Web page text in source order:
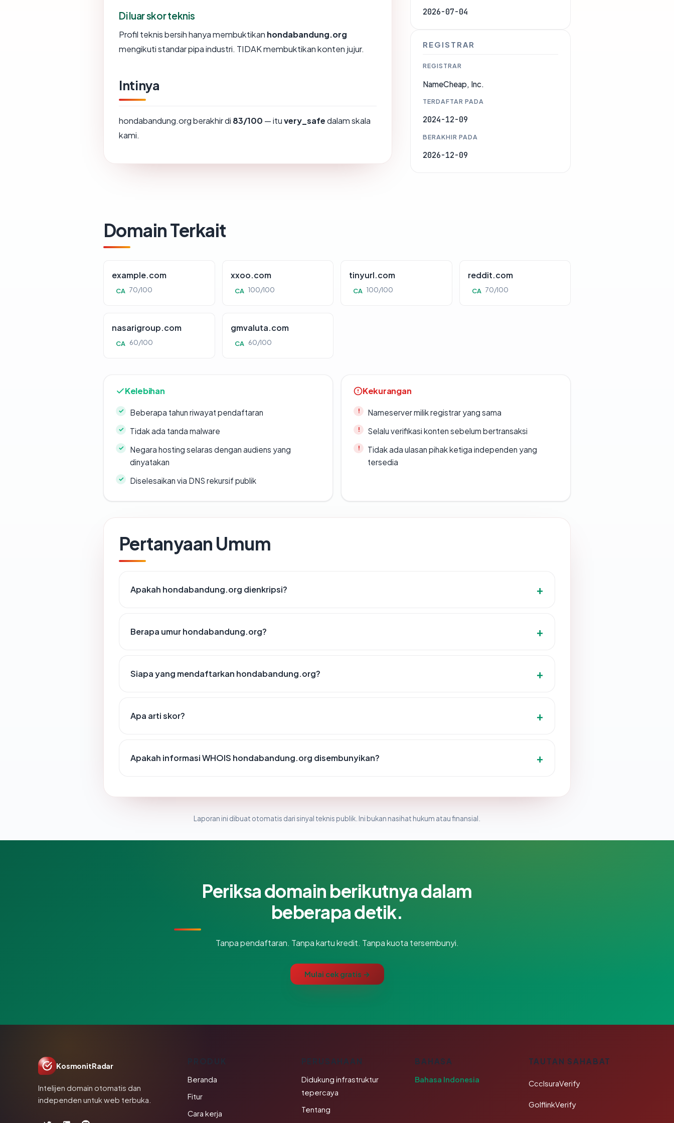
Di luar skor teknis
Profil teknis bersih hanya membuktikan hondabandung.org
mengikuti standar pipa industri. TIDAK membuktikan konten jujur.
Intinya
hondabandung.org berakhir di 83/100 — ituvery_safedalam skala
kami.
2026-07-04
REGISTRAR
REGISTRAR
NameCheap, Inc.
TERDAFTAR PADA
2024-12-09
BERAKHIR PADA
2026-12-09
Domain Terkait
example.com
CA 70/100
xxoo.com
CA 100/100
tinyurl.com
CA 100/100
reddit.com
CA 70/100
nasarigroup.com
CA 60/100
gmvaluta.com
CA 60/100
Kelebihan
Beberapa tahun riwayat pendaftaran
Tidak ada tanda malware
Negara hosting selaras dengan audiens yang
dinyatakan
Diselesaikan via DNS rekursif publik
Kekurangan
Nameserver milik registrar yang sama
Selalu verifikasi konten sebelum bertransaksi
Tidak ada ulasan pihak ketiga independen yang
tersedia
Pertanyaan Umum
Apakah hondabandung.org dienkripsi?
Berapa umur hondabandung.org?
Siapa yang mendaftarkan hondabandung.org?
Apa arti skor?
Apakah informasi WHOIS hondabandung.org disembunyikan?
Laporan ini dibuat otomatis dari sinyal teknis publik. Ini bukan nasihat hukum atau finansial.
Periksa domain berikutnya dalam
beberapa detik.
Tanpa pendaftaran. Tanpa kartu kredit. Tanpa kuota tersembunyi.
Mulai cek gratis →
KosmonitRadar
Intelijen domain otomatis dan
independen untuk web terbuka.
Beranda
Fitur
Cara kerja
PERUSAHAAN
Didukung infrastruktur
tepercaya
Tentang
BAHASA
Bahasa Indonesia
TAUTAN SAHABAT
CcclsuraVerify
GolflinkVerify